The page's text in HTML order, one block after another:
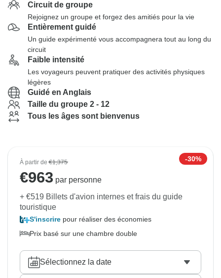
Circuit de groupe
Rejoignez un groupe et forgez des amitiés pour la vie
Entièrement guidé
Un guide expérimenté vous accompagnera tout au long du
circuit
Faible intensité
Les voyageurs peuvent pratiquer des activités physiques
légères
Guidé en Anglais
Taille du groupe 2 - 12
Tous les âges sont bienvenus
À partir de€1,375 -30%
€963 par personne
+ €519 Billets d'avion internes et frais du guide
touristique
S'inscrire pour réaliser des économies
Prix basé sur une chambre double
Sélectionnez la date